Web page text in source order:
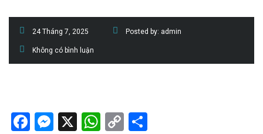
24 Tháng 7, 2025 Posted by: admin
Không có bình luận
Facebook
Messenger
X WhatsApp
Copy